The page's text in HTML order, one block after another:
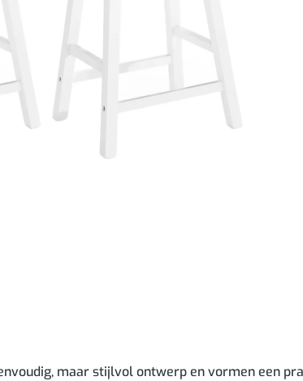
maar stijlvol ontwerp en vormen een